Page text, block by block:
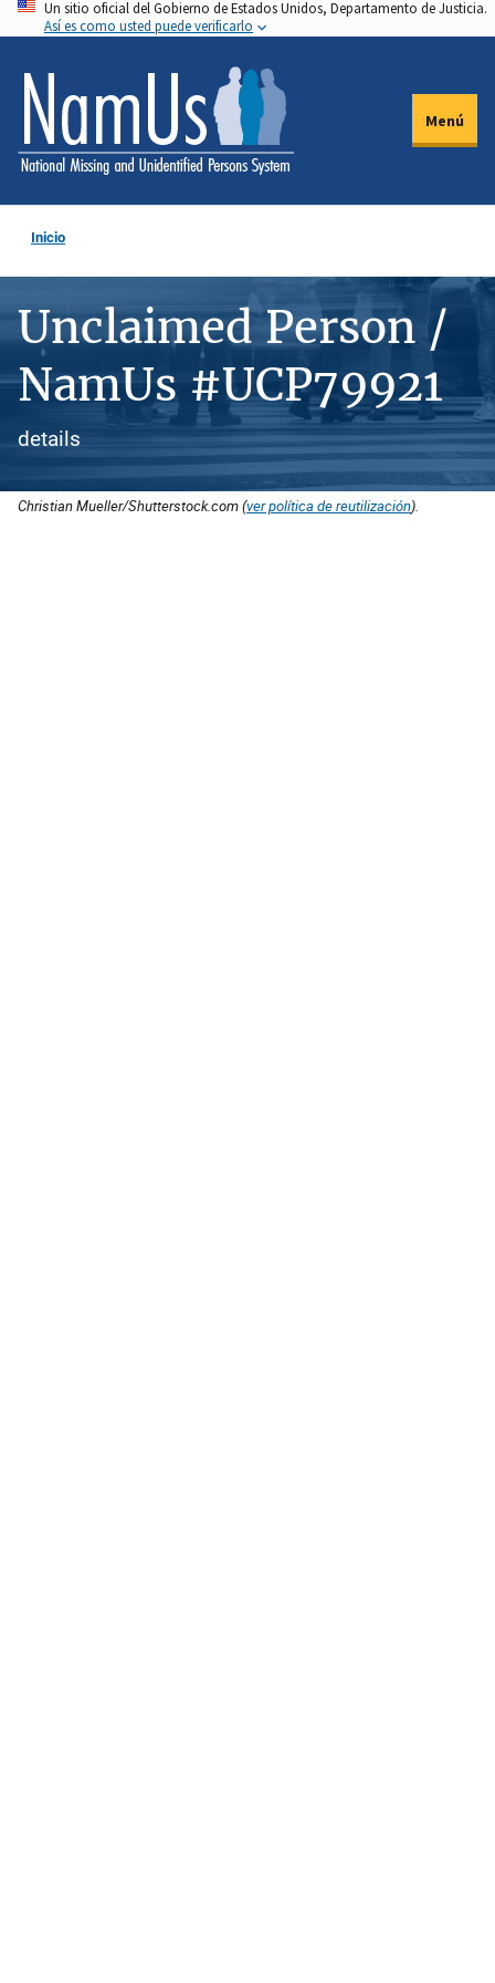
Pasar
al
contenido
principal
Un sitio oficial del Gobierno de Estados Unidos, Departamento de Justicia.
Así es como usted puede verificarlo
Menú
Inicio
Unclaimed Person /
NamUs #UCP79921
details
Christian Mueller/Shutterstock.com (ver política de reutilización).